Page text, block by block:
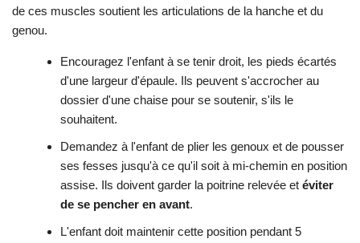
de ces muscles soutient les articulations de la hanche et du
genou.
Encouragez l'enfant à se tenir droit, les pieds écartés
d'une largeur d'épaule. Ils peuvent s'accrocher au
dossier d'une chaise pour se soutenir, s'ils le
souhaitent.
Demandez à l'enfant de plier les genoux et de pousser
ses fesses jusqu'à ce qu'il soit à mi-chemin en position
assise. Ils doivent garder la poitrine relevée et éviter
de se pencher en avant.
L'enfant doit maintenir cette position pendant 5